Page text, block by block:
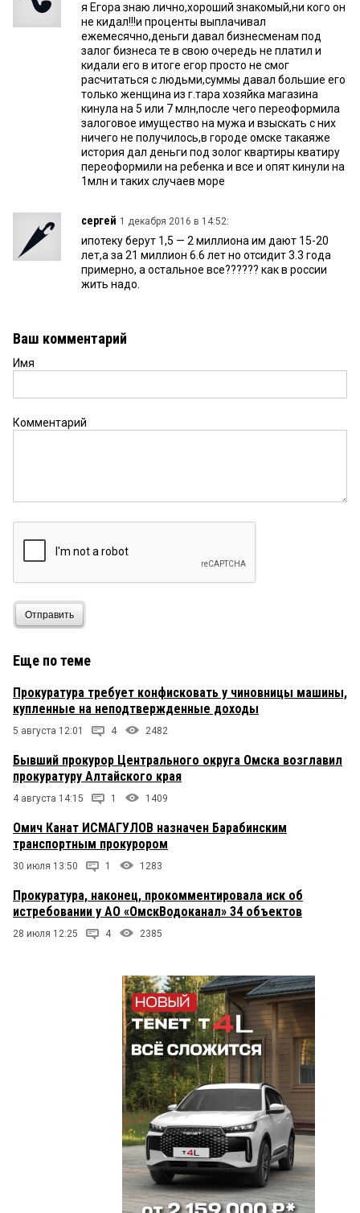
я Егора знаю лично,хороший знакомый,ни кого он
не кидал!!!и проценты выплачивал
ежемесячно,деньги давал бизнесменам под
залог бизнеса те в свою очередь не платил и
кидали его в итоге егор просто не смог
расчитаться с людьми,суммы давал большие его
только женщина из г.тара хозяйка магазина
кинула на 5 или 7 млн,после чего переоформила
залоговое имущество на мужа и взыскать с них
ничего не получилось,в городе омске такаяже
история дал деньги под золог квартиры кватиру
переоформили на ребенка и все и опят кинули на
1млн и таких случаев море
сергей 1 декабря 2016 в 14:52:
ипотеку берут 1,5 — 2 миллиона им дают 15-20
лет,а за 21 миллион 6.6 лет но отсидит 3.3 года
примерно, а остальное все?????? как в россии
жить надо.
Ваш комментарий
Имя
Комментарий
Отправить
Еще по теме
Прокуратура требует конфисковать у чиновницы машины,
купленные на неподтвержденные доходы
5 августа 12:01 4 2482
Бывший прокурор Центрального округа Омска возглавил
прокуратуру Алтайского края
4 августа 14:15 1 1409
Омич Канат ИСМАГУЛОВ назначен Барабинским
транспортным прокурором
30 июля 13:50 1 1283
Прокуратура, наконец, прокомментировала иск об
истребовании у АО «ОмскВодоканал» 34 объектов
28 июля 12:25 4 2385